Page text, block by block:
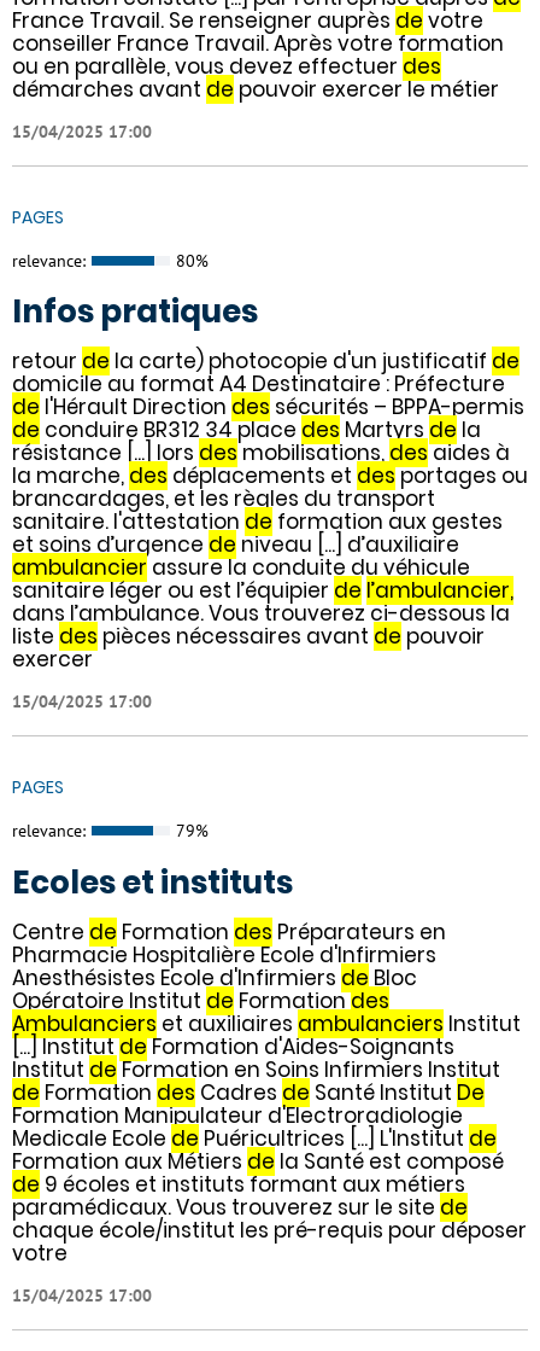
France Travail. Se renseigner auprès de votre
conseiller France Travail. Après votre formation
ou en parallèle, vous devez effectuer des
démarches avant de pouvoir exercer le métier
15/04/2025 17:00
PAGES
relevance: 80%
Infos pratiques
retour de la carte) photocopie d'un justificatif de
domicile au format A4 Destinataire : Préfecture
de l'Hérault Direction des sécurités – BPPA-permis
de conduire BR312 34 place des Martyrs de la
résistance [...] lors desmobilisations, desaides à
la marche, des déplacements et desportages ou
brancardages, et les règles du transport
sanitaire. l'attestation de formation aux gestes
et soins d’urgence de niveau [...] d’auxiliaire
ambulancier assure la conduite du véhicule
sanitaire léger ou est l’équipier de l’ambulancier,
dans l’ambulance. Vous trouverez ci-dessous la
liste des pièces nécessaires avant de pouvoir
exercer
15/04/2025 17:00
PAGES
relevance: 79%
Ecoles et instituts
Centre de Formation des Préparateurs en
Pharmacie Hospitalière Ecole d'Infirmiers
Anesthésistes Ecole d'Infirmiers de Bloc
Opératoire Institut de Formationdes
Ambulanciers et auxiliaires ambulanciers Institut
[...] InstitutdeFormation d'Aides-Soignants
Institut deFormation en Soins Infirmiers Institut
de Formation des Cadres de Santé Institut De
Formation Manipulateur d'Electroradiologie
Medicale Ecole de Puéricultrices [...] L'Institut de
Formation aux Métiers de la Santé est composé
de 9 écoles et instituts formant aux métiers
paramédicaux. Vous trouverez sur le site de
chaque école/institut les pré-requis pour déposer
votre
15/04/2025 17:00